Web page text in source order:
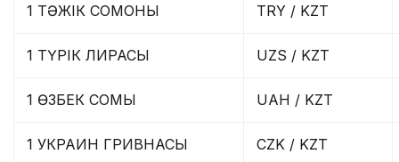
1 ТӘЖІК СОМОНЫ TRY / KZT
1 ТҮРІК ЛИРАСЫ UZS / KZT
1 ӨЗБЕК СОМЫ UAH / KZT
1 УКРАИН ГРИВНАСЫ CZK / KZT